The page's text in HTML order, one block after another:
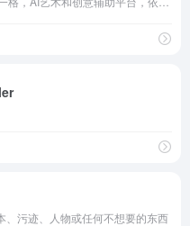
、污迹、人物或任何不想要的东西